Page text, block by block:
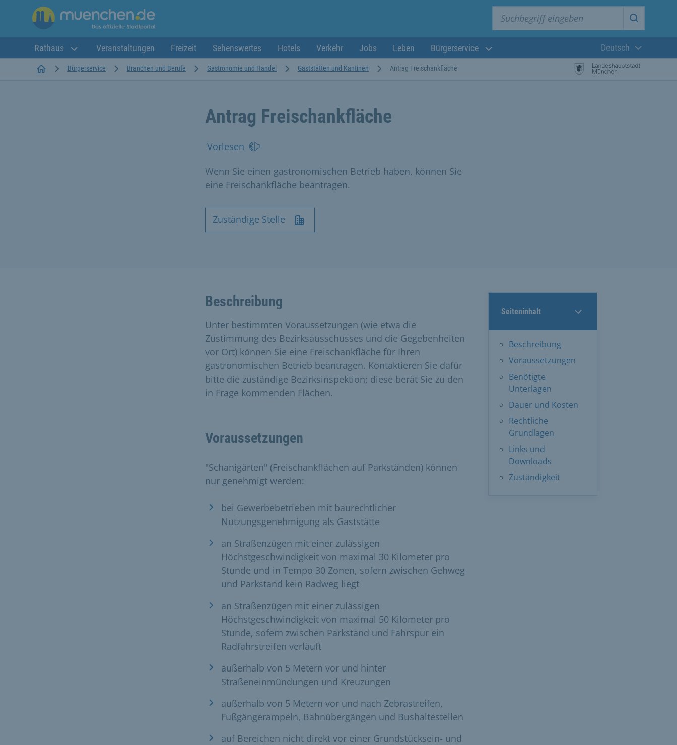
Suche
Rathaus Veranstaltungen Freizeit Sehenswertes Hotels Verkehr Jobs Leben Bürgerservice
Aktuelle
Deutsch
StartseiteBürgerservice Branchen und Berufe Gastronomie und Handel Gaststätten und Kantinen Antrag Freischankfläche
Antrag Freischankfläche
Vorlesen
Wenn Sie einen gastronomischen Betrieb haben, können Sie
eine Freischankfläche beantragen.
Zuständige Stelle
Seiteninhalt
Beschreibung
Voraussetzungen
Benötigte
Unterlagen
Dauer und Kosten
Rechtliche
Grundlagen
Links und
Downloads
Zuständigkeit
Beschreibung
Unter bestimmten Voraussetzungen (wie etwa die
Zustimmung des Bezirksausschusses und die Gegebenheiten
vor Ort) können Sie eine Freischankfläche für Ihren
gastronomischen Betrieb beantragen. Kontaktieren Sie dafür
bitte die zuständige Bezirksinspektion; diese berät Sie zu den
in Frage kommenden Flächen.
Voraussetzungen
"Schanigärten" (Freischankflächen auf Parkständen) können
nur genehmigt werden:
bei Gewerbebetrieben mit baurechtlicher
Nutzungsgenehmigung als Gaststätte
an Straßenzügen mit einer zulässigen
Höchstgeschwindigkeit von maximal 30 Kilometer pro
Stunde und in Tempo 30 Zonen, sofern zwischen Gehweg
und Parkstand kein Radweg liegt
an Straßenzügen mit einer zulässigen
Höchstgeschwindigkeit von maximal 50 Kilometer pro
Stunde, sofern zwischen Parkstand und Fahrspur ein
Radfahrstreifen verläuft
außerhalb von 5 Metern vor und hinter
Straßeneinmündungen und Kreuzungen
außerhalb von 5 Metern vor und nach Zebrastreifen,
Fußgängerampeln, Bahnübergängen und Bushaltestellen
auf Bereichen nicht direkt vor einer Grundstücksein- und